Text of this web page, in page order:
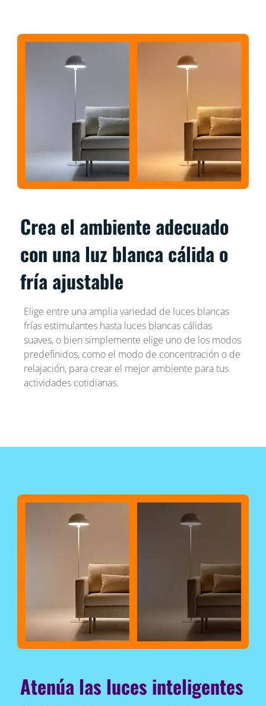
Crea el ambiente adecuado
con una luz blanca cálida o
fría ajustable
Elige entre una amplia variedad de luces blancas
frías estimulantes hasta luces blancas cálidas
suaves, o bien simplemente elige uno de los modos
predefinidos, como el modo de concentración o de
relajación, para crear el mejor ambiente para tus
actividades cotidianas.
Atenúa las luces inteligentes